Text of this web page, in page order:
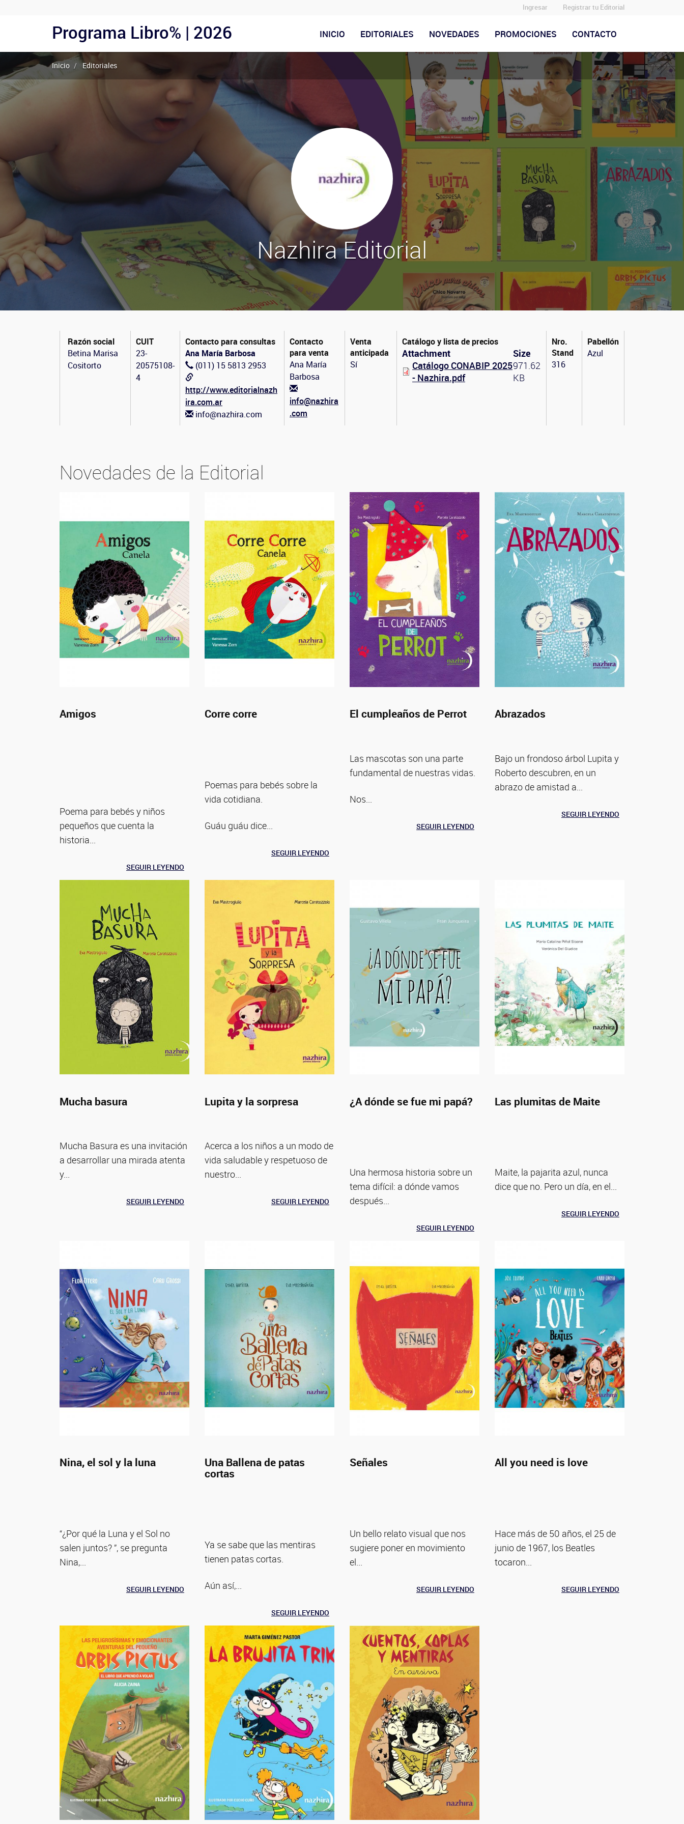
Usuarios
Anónimos
Ingresar Registrar tu Editorial
Programa Libro% | 2026
Navegación
principal
INICIO EDITORIALES NOVEDADES PROMOCIONES CONTACTO
Inicio Editoriales
Nazhira Editorial
Razón social
Betina Marisa
Cositorto
CUIT
23-
20575108-
4
Contacto para consultas
Ana María Barbosa
(011) 15 5813 2953
http://www.editorialnazh
ira.com.ar
info@nazhira.com
Contacto
para venta
Ana María
Barbosa
info@nazhira
.com
Venta
anticipada
Sí
Catálogo y lista de precios
Attachment
Size
Catálogo CONABIP 2025
- Nazhira.pdf
971.62
KB
Nro.
Stand
316
Pabellón
Azul
Novedades de la Editorial
Amigos
Poema para bebés y niños
pequeños que cuenta la
historia...
SEGUIR LEYENDO
Corre corre
Poemas para bebés sobre la
vida cotidiana.
Guáu guáu dice...
SEGUIR LEYENDO
El cumpleaños de Perrot
Las mascotas son una parte
fundamental de nuestras vidas.
Nos...
SEGUIR LEYENDO
Abrazados
Bajo un frondoso árbol Lupita y
Roberto descubren, en un
abrazo de amistad a...
SEGUIR LEYENDO
Mucha basura
Mucha Basura es una invitación
a desarrollar una mirada atenta
y...
SEGUIR LEYENDO
Lupita y la sorpresa
Acerca a los niños a un modo de
vida saludable y respetuoso de
nuestro...
SEGUIR LEYENDO
¿A dónde se fue mi papá?
Una hermosa historia sobre un
tema difícil: a dónde vamos
después...
SEGUIR LEYENDO
Las plumitas de Maite
Maite, la pajarita azul, nunca
dice que no. Pero un día, en el...
SEGUIR LEYENDO
Nina, el sol y la luna
“¿Por qué la Luna y el Sol no
salen juntos? ”, se pregunta
Nina,...
SEGUIR LEYENDO
Una Ballena de patas
cortas
Ya se sabe que las mentiras
tienen patas cortas.
Aún así,...
SEGUIR LEYENDO
Señales
Un bello relato visual que nos
sugiere poner en movimiento
el...
SEGUIR LEYENDO
All you need is love
Hace más de 50 años, el 25 de
junio de 1967, los Beatles
tocaron...
SEGUIR LEYENDO